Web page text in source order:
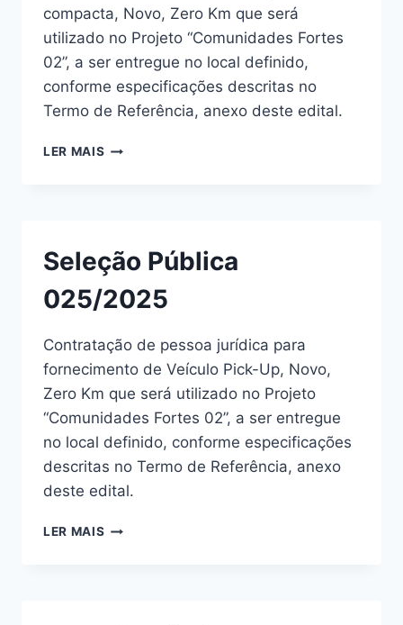
compacta, Novo, Zero Km que será
utilizado no Projeto “Comunidades Fortes
02”, a ser entregue no local definido,
conforme especificações descritas no
Termo de Referência, anexo deste edital.
LER MAIS
Seleção Pública
025/2025
Contratação de pessoa jurídica para
fornecimento de Veículo Pick-Up, Novo,
Zero Km que será utilizado no Projeto
“Comunidades Fortes 02”, a ser entregue
no local definido, conforme especificações
descritas no Termo de Referência, anexo
deste edital.
LER MAIS